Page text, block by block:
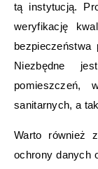
tą instytucją.
weryfikację
bezpieczeństwa
Niezbędne
pomieszczeń,
sanitarnych, a
Warto również
ochrony danych